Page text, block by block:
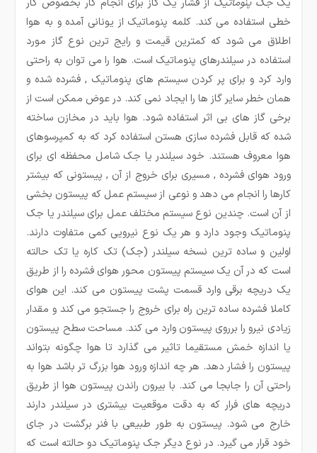
خطی استفاده می کند. کلمه پنوماتیک از یونانی آمده و به هوا
اطلاق می شود که کمترین قیمت و رایج ترین نوع گاز مورد
استفاده در سیلندرهای پنوماتیک است. هوا را می توان به راحتی
وارد کرد و برای پر کردن سیستم های پنوماتیک , فشرده شده و
همان خطر سایر گاز ها را ایجاد نمی کند. در عوض ممکن است از
برخی گاز های بی اثر استفاده شود. هوا باید در مخازن ساخته
شده که قابل فشرده سازی هستن استفاده کرد که به کمپرسوهای
هوا معروف هستند. خود سیلندر یا جک شامل محفظه ای برای
ورود هوای فشرده , مسیری برای خروج از آن , پیستونی که بیشتر
کارها را انجام می دهد و نوعی از سیستم عمل که پیستون بخشی
از آن است. چندین نوع سیستم مختلف عمل برای سیلندر یا جک
پنوماتیک وجود دارد و هر یک نوع نیرویی کمی متفاوت دارند.
اولین و ساده ترین نسخه سیلندر (جک) تک کاره یا تک حالته
است که در آن یک سیستم پیستون محور هوای فشرده را از طریق
یک دریچه برقی وارد قسمت پشت پیستون می کند. این هوای
کاملا فشرده ساده ترین راه برای خروج را جستجو می کند و مقدار
زیادی نیرو را برروی پیستون وارد می کند. مساحت سطح پیستون
یا اندازه خمش مستقیما تاثیر می گذارد تا هوا چگونه بتواند
پیستون را فشار دهد. هر چه اندازه ورود هوا بزرگ تر باشد هوا به
راحتی آن را جابجا می کند. با بیرون راندن پیستون هوا از طریق
دریچه های فرار که به دقت موقعیت بیشتری در سیلندر دارند
خارج می شود. پیستون به طور طبیعی با فنر برگشت در جای
خود قرار می گیرد. در نوع دیگر جک پنوماتیک دو حالته است که